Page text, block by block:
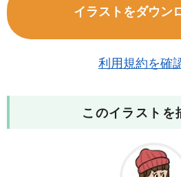
イラストをダウン
利用規約を確
このイラストを